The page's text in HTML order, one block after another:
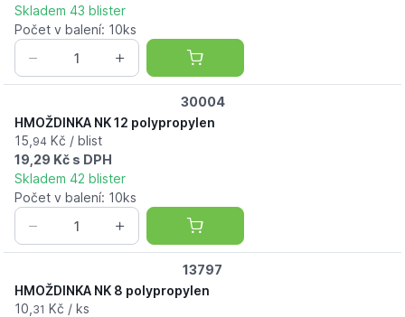
Skladem 43 blister
Počet v balení: 10ks
30004
HMOŽDINKA NK 12 polypropylen
15, 94 Kč / blist
19,29 Kč s DPH
Skladem 42 blister
Počet v balení: 10ks
13797
HMOŽDINKA NK 8 polypropylen
10, 31 Kč / ks